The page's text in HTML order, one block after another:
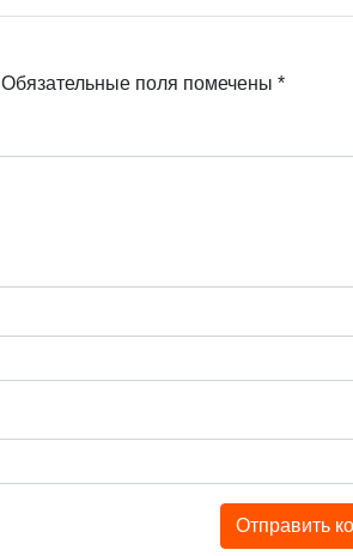
Обязательные поля помечены *